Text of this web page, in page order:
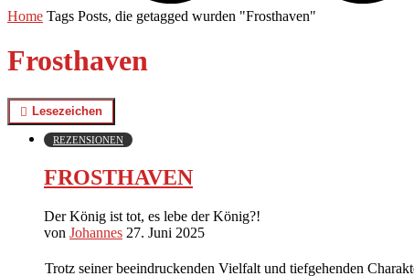
Home Tags Posts, die getagged wurden "Frosthaven"
Frosthaven
Lesezeichen
REZENSIONEN
FROSTHAVEN
Der König ist tot, es lebe der König?!
von Johannes 27. Juni 2025
Trotz seiner beeindruckenden Vielfalt und tiefgehenden